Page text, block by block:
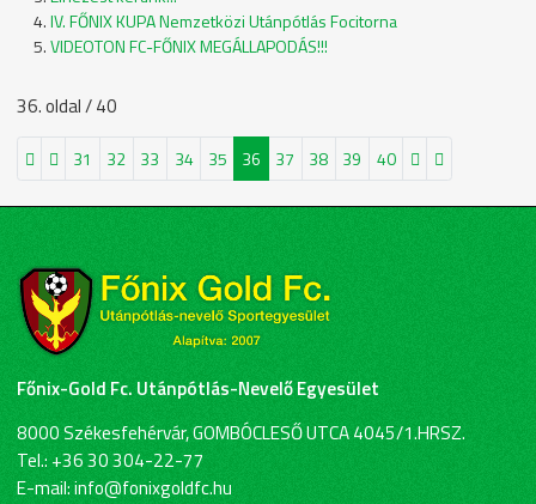
IV. FŐNIX KUPA Nemzetközi Utánpótlás Focitorna
VIDEOTON FC-FŐNIX MEGÁLLAPODÁS!!!
36. oldal / 40
31 32 33 34 35 36 37 38 39 40
Főnix-Gold Fc. Utánpótlás-Nevelő Egyesület
8000 Székesfehérvár, GOMBÓCLESŐ UTCA 4045/1.HRSZ.
Tel.: +36 30 304-22-77
E-mail: info@fonixgoldfc.hu